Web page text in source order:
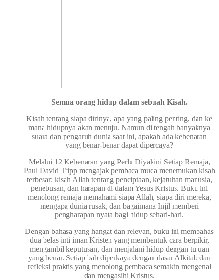
Semua orang hidup dalam sebuah Kisah.
Kisah tentang siapa dirinya, apa yang paling penting, dan ke
mana hidupnya akan menuju. Namun di tengah banyaknya
suara dan pengaruh dunia saat ini, apakah ada kebenaran
yang benar-benar dapat dipercaya?
Melalui 12 Kebenaran yang Perlu Diyakini Setiap Remaja,
Paul David Tripp mengajak pembaca muda menemukan kisah
terbesar: kisah Allah tentang penciptaan, kejatuhan manusia,
penebusan, dan harapan di dalam Yesus Kristus. Buku ini
menolong remaja memahami siapa Allah, siapa diri mereka,
mengapa dunia rusak, dan bagaimana Injil memberi
pengharapan nyata bagi hidup sehari-hari.
Dengan bahasa yang hangat dan relevan, buku ini membahas
dua belas inti iman Kristen yang membentuk cara berpikir,
mengambil keputusan, dan menjalani hidup dengan tujuan
yang benar. Setiap bab diperkaya dengan dasar Alkitab dan
refleksi praktis yang menolong pembaca semakin mengenal
dan mengasihi Kristus.